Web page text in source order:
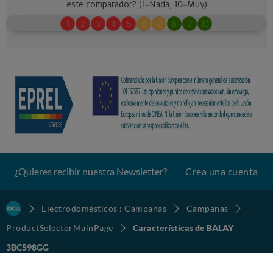
¿Quieres recibir nuestra Newsletter? Crea una cuenta
Electrodomésticos : Campanas
Campanas
ProductSelectorMainPage
Características de BALAY
3BC598GG